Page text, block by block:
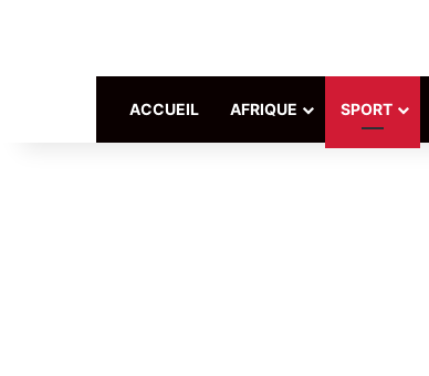
ACCUEIL AFRIQUE SPORT